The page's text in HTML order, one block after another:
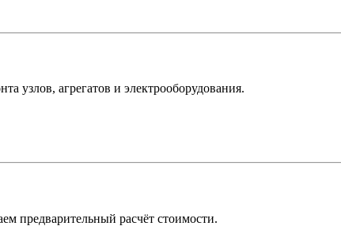
узлов, агрегатов и электрооборудования.
предварительный расчёт стоимости.